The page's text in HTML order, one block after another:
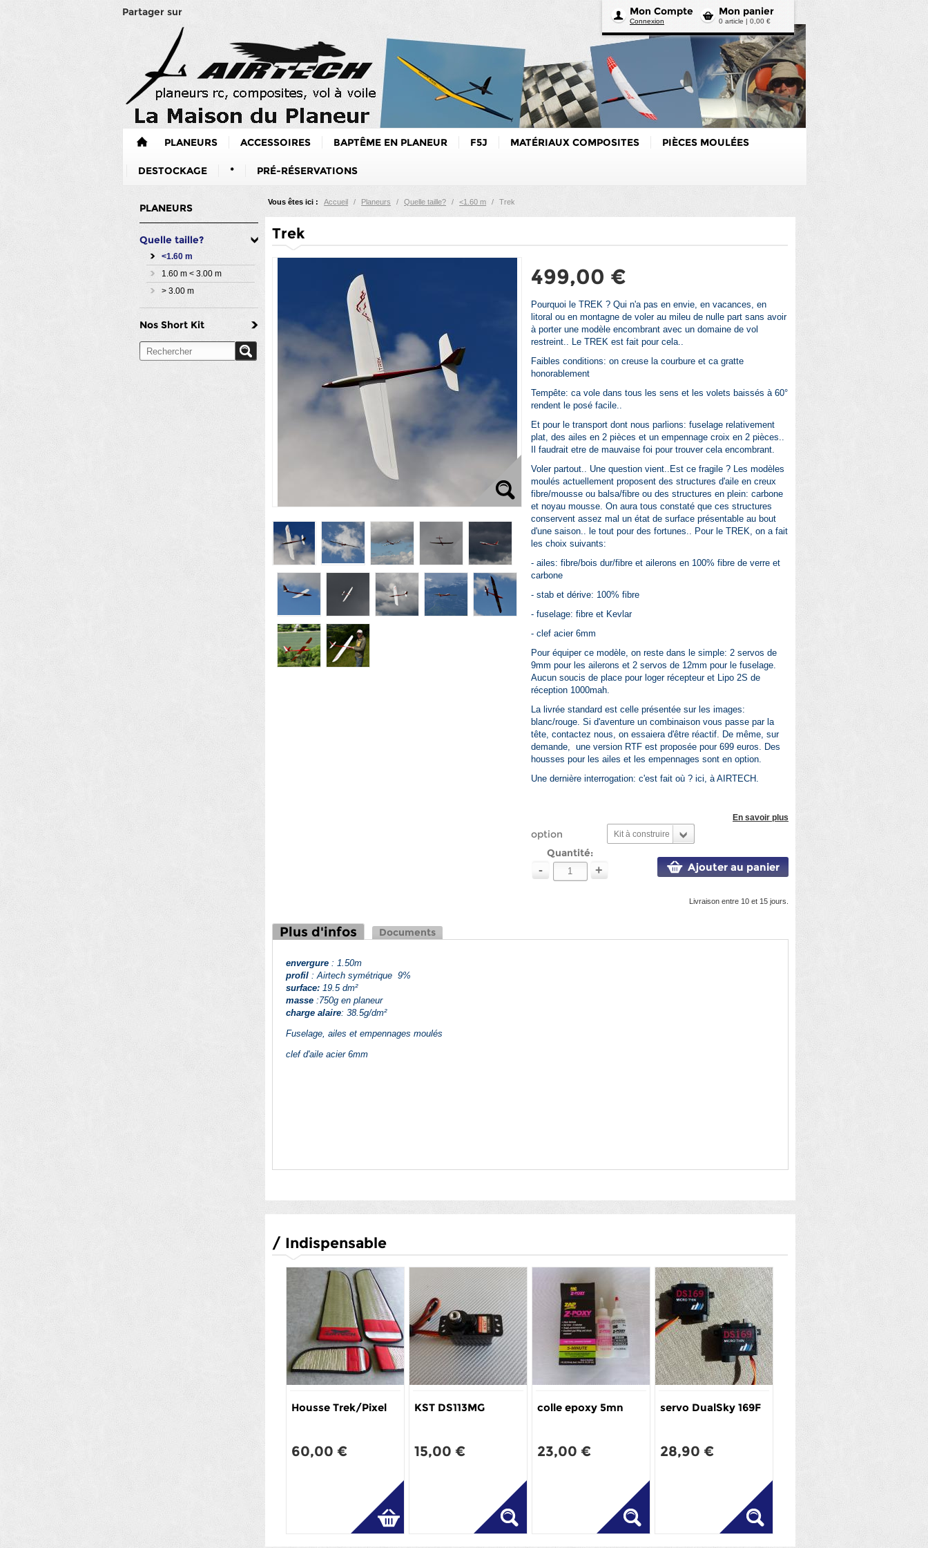
Mon panier
0 article | 0,00 €
Mon Compte
Connexion
Partager sur
PLANEURS ACCESSOIRES BAPTÊME EN PLANEUR F5J MATÉRIAUX COMPOSITES PIÈCES MOULÉES
DESTOCKAGE * PRÉ-RÉSERVATIONS
PLANEURS
Quelle taille?
<1.60 m
1.60 m < 3.00 m
> 3.00 m
Nos Short Kit
Vous êtes ici : Accueil / Planeurs / Quelle taille? / <1.60 m / Trek
Trek
499,00 €
Pourquoi le TREK ? Qui n'a pas en envie, en vacances, en
litoral ou en montagne de voler au mileu de nulle part sans avoir
à porter une modèle encombrant avec un domaine de vol
restreint.. Le TREK est fait pour cela..
Faibles conditions: on creuse la courbure et ca gratte
honorablement
Tempête: ca vole dans tous les sens et les volets baissés à 60°
rendent le posé facile..
Et pour le transport dont nous parlions: fuselage relativement
plat, des ailes en 2 pièces et un empennage croix en 2 pièces..
Il faudrait etre de mauvaise foi pour trouver cela encombrant.
Voler partout.. Une question vient..Est ce fragile ? Les modèles
moulés actuellement proposent des structures d'aile en creux
fibre/mousse ou balsa/fibre ou des structures en plein: carbone
et noyau mousse. On aura tous constaté que ces structures
conservent assez mal un état de surface présentable au bout
d'une saison.. le tout pour des fortunes.. Pour le TREK, on a fait
les choix suivants:
- ailes: fibre/bois dur/fibre et ailerons en 100% fibre de verre et
carbone
- stab et dérive: 100% fibre
- fuselage: fibre et Kevlar
- clef acier 6mm
Pour équiper ce modèle, on reste dans le simple: 2 servos de
9mm pour les ailerons et 2 servos de 12mm pour le fuselage.
Aucun soucis de place pour loger récepteur et Lipo 2S de
réception 1000mah.
La livrée standard est celle présentée sur les images:
blanc/rouge. Si d'aventure un combinaison vous passe par la
tête, contactez nous, on essaiera d'être réactif. De même, sur
demande, une version RTF est proposée pour 699 euros. Des
housses pour les ailes et les empennages sont en option.
Une dernière interrogation: c'est fait où ? ici, à AIRTECH.
En savoir plus
option Kit à construire
Quantité:
- + Ajouter au panier
Livraison entre 10 et 15 jours.
Plus d'infos Documents
envergure : 1.50m
profil : Airtech symétrique 9%
surface: 19.5 dm²
masse:750g en planeur
charge alaire: 38.5g/dm²
Fuselage, ailes et empennages moulés
clef d'aile acier 6mm
/ Indispensable
Housse Trek/Pixel
60,00 €
KST DS113MG
15,00 €
colle epoxy 5mn
23,00 €
servo DualSky 169F
28,90 €